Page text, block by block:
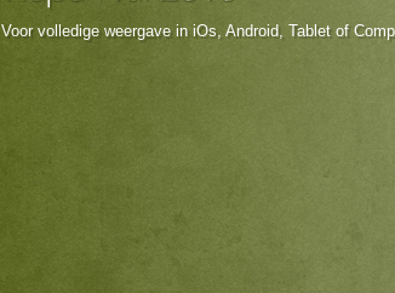
Voor volledige weergave in iOs, Android, Tablet of